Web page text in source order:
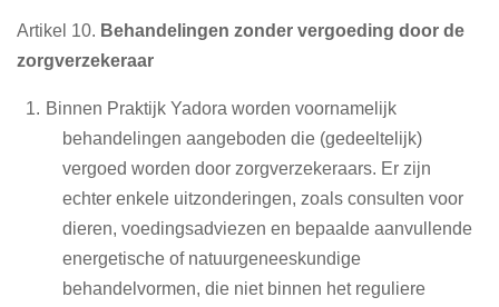
Artikel 10. Behandelingen zonder vergoeding door de
zorgverzekeraar
Binnen Praktijk Yadora worden voornamelijk
behandelingen aangeboden die (gedeeltelijk)
vergoed worden door zorgverzekeraars. Er zijn
echter enkele uitzonderingen, zoals consulten voor
dieren, voedingsadviezen en bepaalde aanvullende
energetische of natuurgeneeskundige
behandelvormen, die niet binnen het reguliere